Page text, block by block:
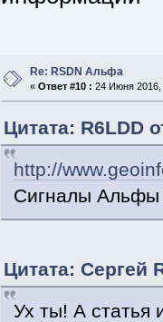
Re: RSDN Альфа
« Ответ #10 : 24 Июня 2016,
Цитата: R6LDD
http://
Сигналы Альфы
Цитата: Сергей
Ух ты! А статья